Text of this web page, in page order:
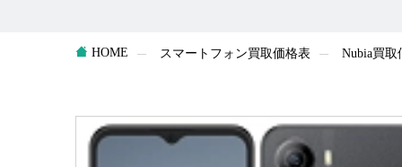
HOME スマートフォン買取価格表 Nubia買取